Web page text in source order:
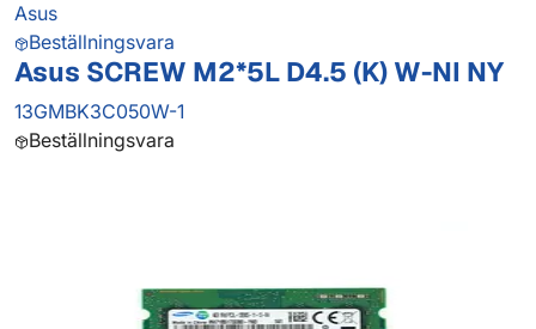
Asus
Beställningsvara
Asus SCREW M2*5L D4.5 (K) W-NI NY
13GMBK3C050W-1
Beställningsvara